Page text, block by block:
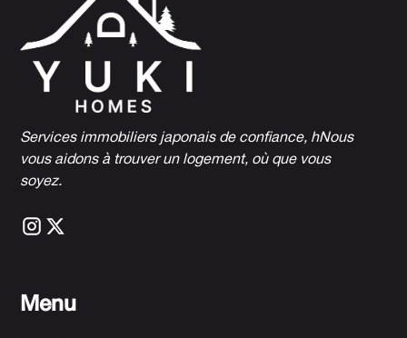
Services immobiliers japonais de confiance, hNous
vous aidons à trouver un logement, où que vous
soyez.
Menu